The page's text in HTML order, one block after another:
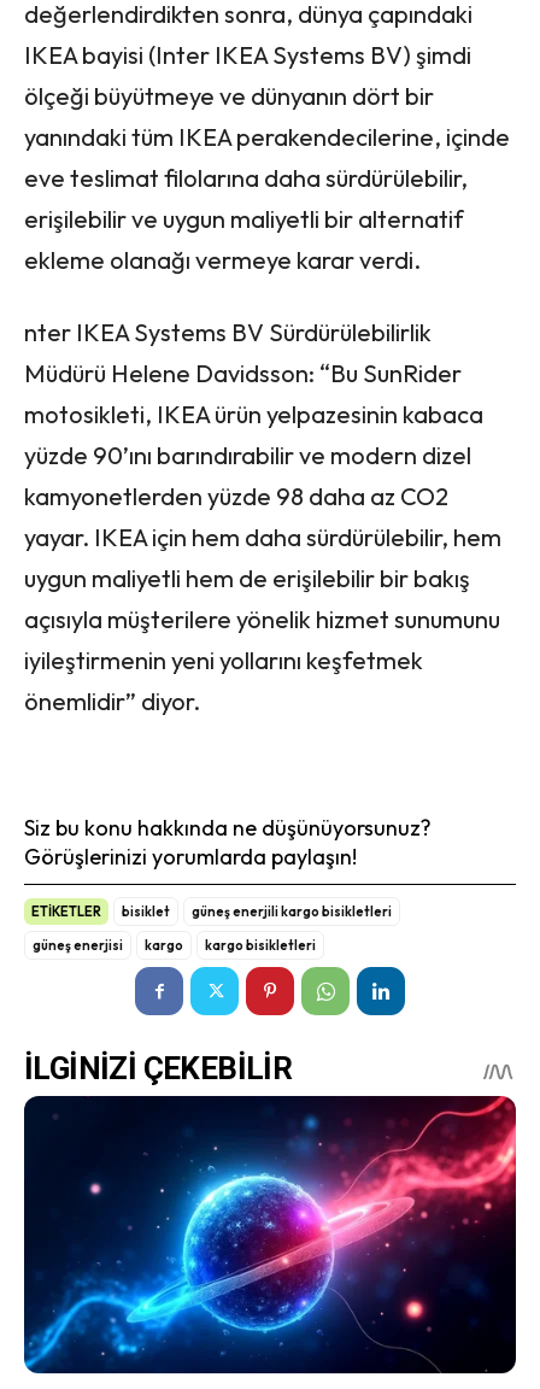
değerlendirdikten sonra, dünya çapındaki
IKEA bayisi (Inter IKEA Systems BV) şimdi
ölçeği büyütmeye ve dünyanın dört bir
yanındaki tüm IKEA perakendecilerine, içinde
eve teslimat filolarına daha sürdürülebilir,
erişilebilir ve uygun maliyetli bir alternatif
ekleme olanağı vermeye karar verdi.
nter IKEA Systems BV Sürdürülebilirlik
Müdürü Helene Davidsson: “Bu SunRider
motosikleti, IKEA ürün yelpazesinin kabaca
yüzde 90’ını barındırabilir ve modern dizel
kamyonetlerden yüzde 98 daha az CO2
yayar. IKEA için hem daha sürdürülebilir, hem
uygun maliyetli hem de erişilebilir bir bakış
açısıyla müşterilere yönelik hizmet sunumunu
iyileştirmenin yeni yollarını keşfetmek
önemlidir” diyor.
Siz bu konu hakkında ne düşünüyorsunuz?
Görüşlerinizi yorumlarda paylaşın!
ETİKETLER bisiklet
güneş enerjili kargo bisikletleri
güneş enerjisi
kargo kargo bisikletleri